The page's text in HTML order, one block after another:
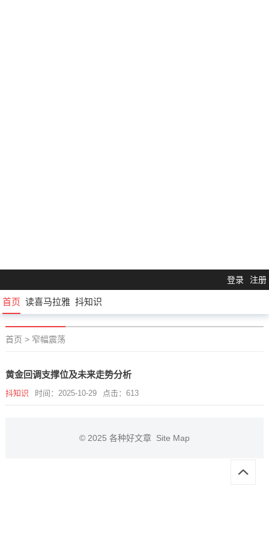
登录 注册
首页 读喜马拉雅 抖知识
首页 > 窄幅震荡
黄金回调支撑位及未来走势分析
抖知识 时间：2025-10-29 点击：613
© 2025 各种好文章 Site Map